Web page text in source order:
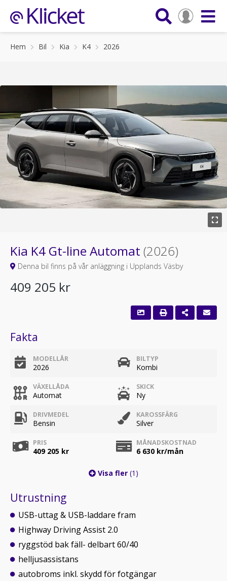
Hem Bil Kia K4 2026
Kia K4 Gt-line Automat (2026)
Denna bil finns på vår anläggning i Upplands Väsby
409 205 kr
Fakta
MODELLÅR
2026
BILTYP
Kombi
VÄXELLÅDA
Automat
SKICK
Ny
DRIVMEDEL
Bensin
KAROSSFÄRG
Silver
PRIS
409 205 kr
MÅNADSKOSTNAD
6 630 kr/mån
Visa fler (1)
Utrustning
USB-uttag & USB-laddare fram
Highway Driving Assist 2.0
ryggstöd bak fäll- delbart 60/40
helljusassistans
autobroms inkl. skydd för fotgängar